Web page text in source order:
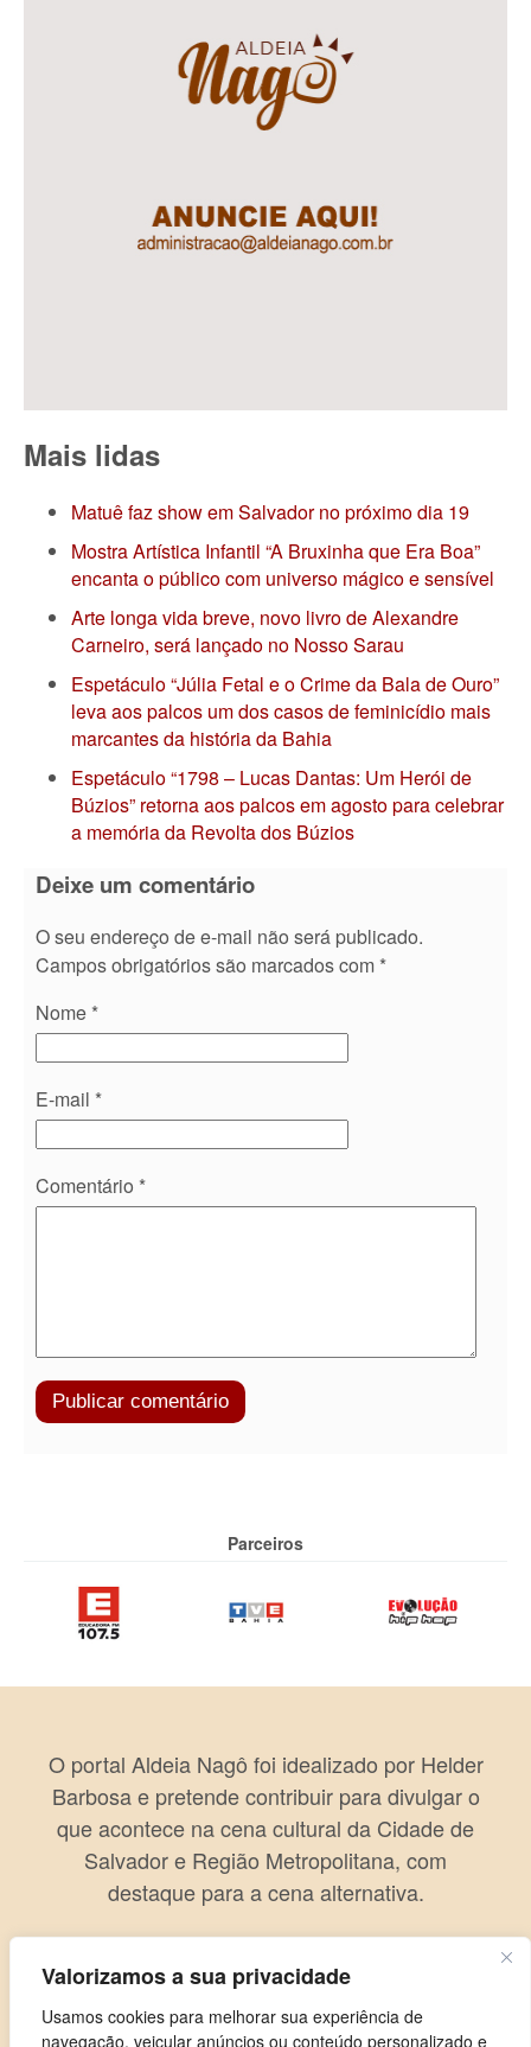
Valorizamos a sua privacidade
Usamos cookies para melhorar sua experiência de
navegação, veicular anúncios ou conteúdo personalizado e
Mais lidas
Matuê faz show em Salvador no próximo dia 19
Mostra Artística Infantil “A Bruxinha que Era Boa”
encanta o público com universo mágico e sensível
Arte longa vida breve, novo livro de Alexandre
Carneiro, será lançado no Nosso Sarau
Espetáculo “Júlia Fetal e o Crime da Bala de Ouro”
leva aos palcos um dos casos de feminicídio mais
marcantes da história da Bahia
Espetáculo “1798 – Lucas Dantas: Um Herói de
Búzios” retorna aos palcos em agosto para celebrar
a memória da Revolta dos Búzios
Deixe um comentário
O seu endereço de e-mail não será publicado.
Campos obrigatórios são marcados com *
Nome *
E-mail *
Comentário *
Parceiros
O portal Aldeia Nagô foi idealizado por Helder
Barbosa e pretende contribuir para divulgar o
que acontece na cena cultural da Cidade de
Salvador e Região Metropolitana, com
destaque para a cena alternativa.